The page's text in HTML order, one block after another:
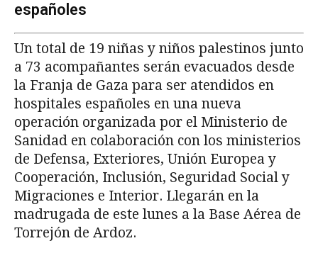
españoles
Un total de 19 niñas y niños palestinos junto
a 73 acompañantes serán evacuados desde
la Franja de Gaza para ser atendidos en
hospitales españoles en una nueva
operación organizada por el Ministerio de
Sanidad en colaboración con los ministerios
de Defensa, Exteriores, Unión Europea y
Cooperación, Inclusión, Seguridad Social y
Migraciones e Interior. Llegarán en la
madrugada de este lunes a la Base Aérea de
Torrejón de Ardoz.